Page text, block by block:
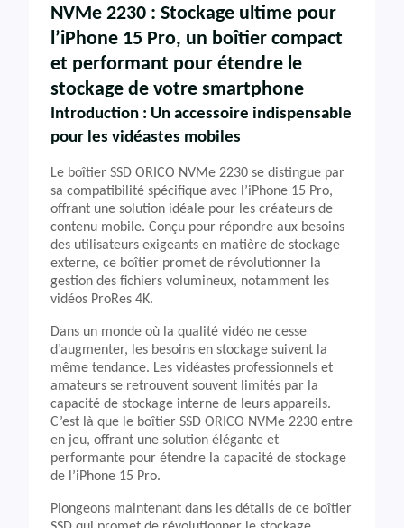
NVMe 2230 : Stockage ultime pour
l’iPhone 15 Pro, un boîtier compact
et performant pour étendre le
stockage de votre smartphone
Introduction : Un accessoire indispensable
pour les vidéastes mobiles
Le boîtier SSD ORICO NVMe 2230 se distingue par
sa compatibilité spécifique avec l’iPhone 15 Pro,
offrant une solution idéale pour les créateurs de
contenu mobile. Conçu pour répondre aux besoins
des utilisateurs exigeants en matière de stockage
externe, ce boîtier promet de révolutionner la
gestion des fichiers volumineux, notamment les
vidéos ProRes 4K.
Dans un monde où la qualité vidéo ne cesse
d’augmenter, les besoins en stockage suivent la
même tendance. Les vidéastes professionnels et
amateurs se retrouvent souvent limités par la
capacité de stockage interne de leurs appareils.
C’est là que le boîtier SSD ORICO NVMe 2230 entre
en jeu, offrant une solution élégante et
performante pour étendre la capacité de stockage
de l’iPhone 15 Pro.
Plongeons maintenant dans les détails de ce boîtier